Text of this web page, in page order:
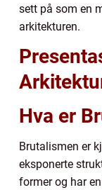
sett på som en
arkitekturen.
Hva er
Brutalismen er
eksponerte
former og har